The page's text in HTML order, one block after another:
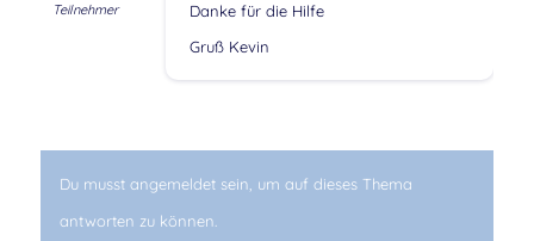
Teilnehmer
Danke für die Hilfe
Gruß Kevin
Du musst angemeldet sein, um auf dieses Thema
antworten zu können.